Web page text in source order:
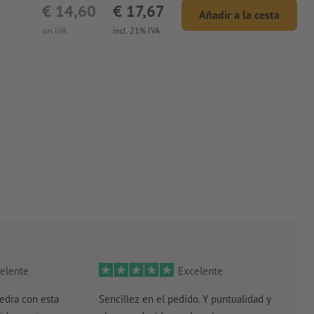
sin IVA
€ 14,60
incl. 21% IVA
€ 17,67 Añadir a la cesta
con esta
Excelente
Sencillez en el pedido. Y puntualidad y